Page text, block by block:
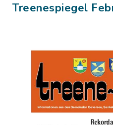
Treenespiegel